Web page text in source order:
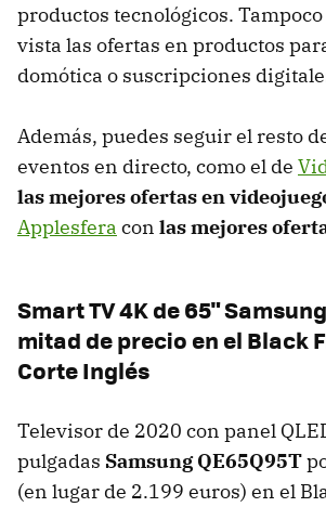
productos tecnológicos.
vista las ofertas en productos
domótica o suscripciones
Además, puedes seguir el resto
eventos en directo, como el de
las mejores ofertas en
Applesfera con las mejores
Smart TV 4K de 65"
mitad de precio en el Black
Corte Inglés
Televisor de 2020 con panel
pulgadas Samsung QE65Q95T
(en lugar de 2.199 euros) en el